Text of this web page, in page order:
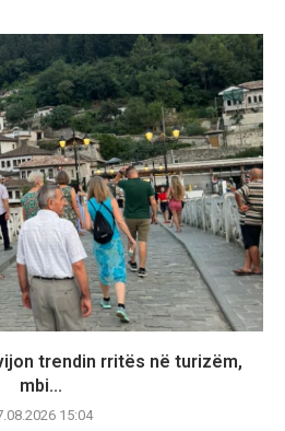
trendin rritës në turizëm,
mbi...
15:04